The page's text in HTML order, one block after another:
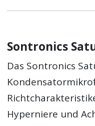
Sontronics
Das Sontronics
Hyperniere und